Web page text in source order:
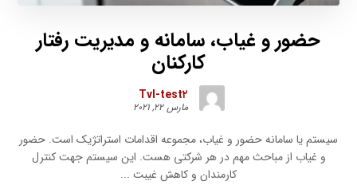
حضور و غیاب، سامانه و مدیریت رفتار
کارکنان
Tvl-test۲
مارس ۲۲, ۲۰۲۱
سیستم یا سامانه حضور و غیاب، مجموعه اقدامات استراتژیک است. حضور
و غیاب از مباحث مهم در هر شرکتی هست. این سیستم جهت کنترل
کارمندان و کاهش غیبت ...